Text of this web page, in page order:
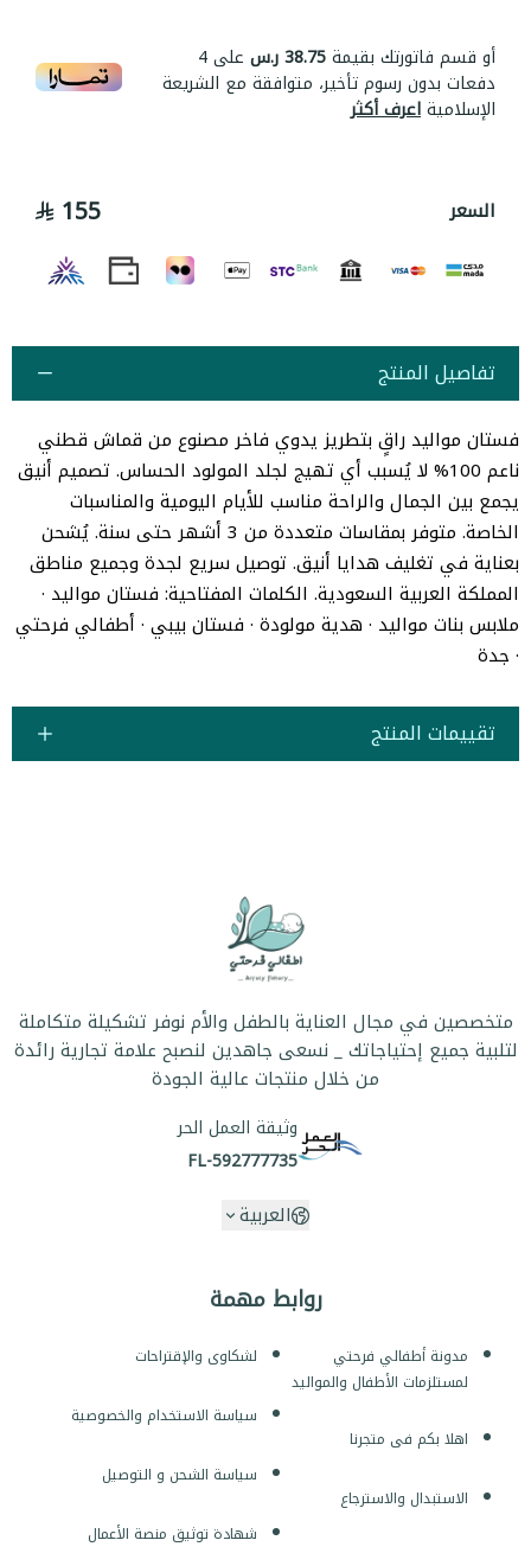
أو قسم فاتورتك بقيمة38.75 ر.س على4
دفعات بدون رسوم تأخير، متوافقة مع الشريعة
الإسلاميةاعرف أكثر
السعر 155
تفاصيل المنتج
فستان مواليد راقٍ بتطريز يدوي فاخر مصنوع من قماش قطني
ناعم 100% لا يُسبب أي تهيج لجلد المولود الحساس. تصميم أنيق
يجمع بين الجمال والراحة مناسب للأيام اليومية والمناسبات
الخاصة. متوفر بمقاسات متعددة من 3 أشهر حتى سنة. يُشحن
بعناية في تغليف هدايا أنيق. توصيل سريع لجدة وجميع مناطق
المملكة العربية السعودية. الكلمات المفتاحية: فستان مواليد ·
ملابس بنات مواليد · هدية مولودة · فستان بيبي · أطفالي فرحتي
· جدة
تقييمات المنتج
روابط مهمة
مدونة أطفالي فرحتي
لمستلزمات الأطفال والمواليد
اهلا بكم فى متجرنا
الاستبدال والاسترجاع
لشكاوى والإقتراحات
سياسة الاستخدام والخصوصية
سياسة الشحن و التوصيل
شهادة توثيق منصة الأعمال
متخصصين في مجال العناية بالطفل والأم نوفر تشكيلة متكاملة
لتلبية جميع إحتياجاتك _ نسعى جاهدين لنصبح علامة تجارية رائدة
من خلال منتجات عالية الجودة
وثيقة العمل الحر
FL-592777735
العربية